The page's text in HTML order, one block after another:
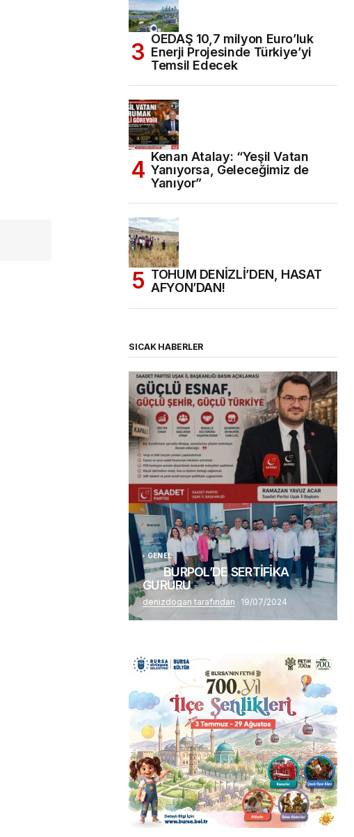
OEDAŞ 10,7 milyon Euro’luk
Enerji Projesinde Türkiye’yi
Temsil Edecek
Kenan Atalay: “Yeşil Vatan
Yanıyorsa, Geleceğimiz de
Yanıyor”
TOHUM DENİZLİ’DEN, HASAT
AFYON’DAN!
SICAK HABERLER
(başlıksız)
Alaattin Karahan tarafından 14/07/2026
GENEL
BURPOL’DE SERTİFİKA
GURURU
denizdogan tarafından 19/07/2024